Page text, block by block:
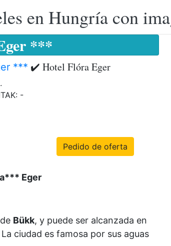
en Hungría con
***
*** ✔️ Hotel Flóra Eger
-
Pedido de oferta
*** Eger
Bükk, y puede ser alcanzada en
ciudad es famosa por sus aguas